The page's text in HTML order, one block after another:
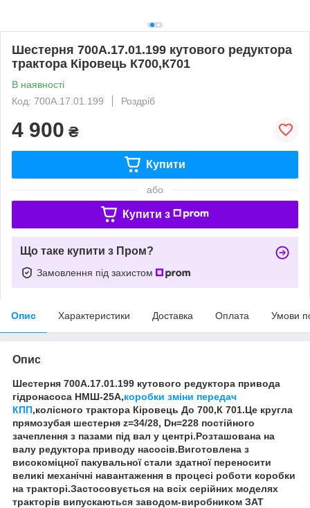
Шестерня 700А.17.01.199 кутового редуктора
трактора Кіровець К700,К701
В наявності
Код: 700А.17.01.199
Роздріб
4 900 ₴
Купити
або
Купити з
Що таке купити з Пром?
Замовлення під захистом
Опис Характеристики Доставка Оплата Умови
Опис
Шестерня 700А.17.01.199 кутового редуктора привода
гідронасоса НМШ-25А,коробки зміни передач
КПП,колісного трактора Кіровець До 700,К 701.Це кругла
прямозубая шестерня z=34/28, Dн=228 постійного
зачеплення з пазами під вал у центрі.Розташована на
валу редуктора приводу насосів.Виготовлена з
високоміцної пакувальної стали здатної переносити
великі механічні навантаження в процесі роботи коробки
на тракторі.Застосовується на всіх серійних моделях
тракторів випускаються заводом-виробником ЗАТ